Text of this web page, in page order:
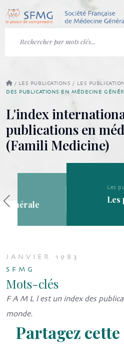
/ LES PUBLICATIONS / LES
DES PUBLICATIONS EN MÉDECINE
L'index
publications en
(Famili Medicine)
Les publications
Les publications
JANVIER 1983
SFMG
Mots-clés
F A M L l est un index des
monde.
Partagez